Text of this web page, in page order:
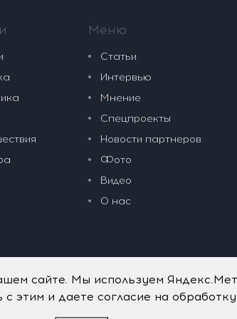
Меню
Статьи
Интервью
Мнение
Спецпроекты
Новости партнеров
Фото
Видео
О нас
сайте. Мы используем
с этим и даете согласие на